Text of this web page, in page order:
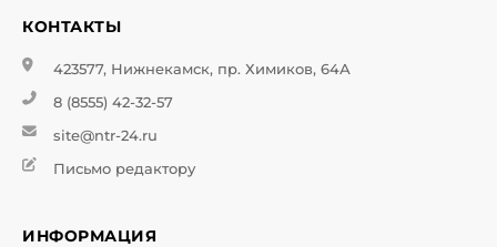
КОНТАКТЫ
423577, Нижнекамск, пр. Химиков, 64А
8 (8555) 42-32-57
site@ntr-24.ru
Письмо редактору
ИНФОРМАЦИЯ